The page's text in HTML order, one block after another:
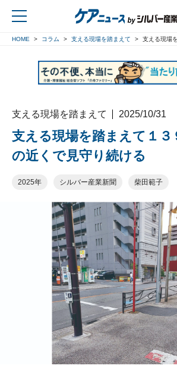
HOME コラム 支える現場を踏まえて 支える現場を踏ま
支える現場を踏まえて 2025/10/31
支える現場を踏まえて１
の近くで見守り続ける
2025年 シルバー産業新聞 柴田範子